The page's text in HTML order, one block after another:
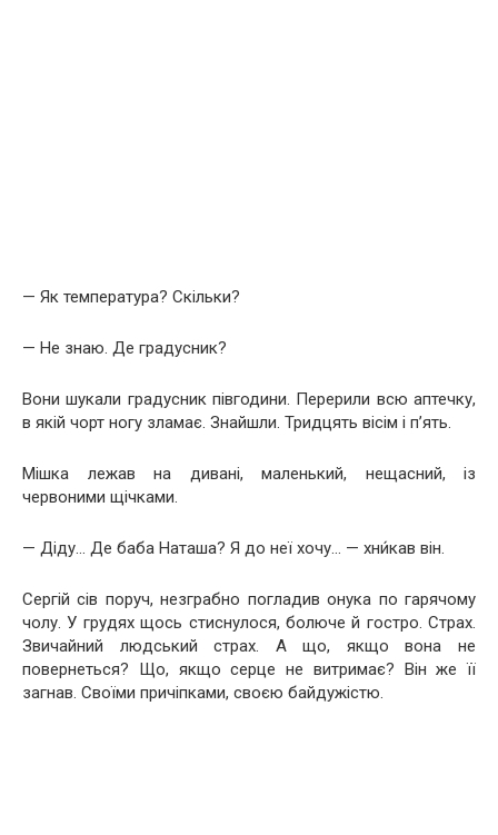
— Як температура? Скільки?
— Не знаю. Де градусник?
Вони шукали градусник півгодини. Перерили всю аптечку,
в якій чорт ногу зламає. Знайшли. Тридцять вісім і п’ять.
Мішка лежав на дивані, маленький, нещасний, із
червоними щічками.
— Діду… Де баба Наташа? Я до неї хочу… — хни́кав він.
Сергій сів поруч, незграбно погладив онука по гарячому
чолу. У грудях щось стиснулося, болюче й гостро. Страх.
Звичайний людський страх. А що, якщо вона не
повернеться? Що, якщо серце не витримає? Він же її
загнав. Своїми причіпками, своєю байдужістю.